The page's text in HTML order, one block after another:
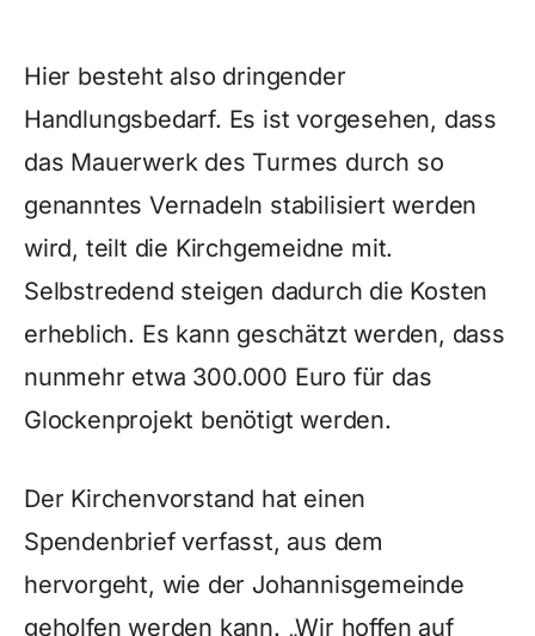
Hier besteht also dringender
Handlungsbedarf. Es ist vorgesehen, dass
das Mauerwerk des Turmes durch so
genanntes Vernadeln stabilisiert werden
wird, teilt die Kirchgemeidne mit.
Selbstredend steigen dadurch die Kosten
erheblich. Es kann geschätzt werden, dass
nunmehr etwa 300.000 Euro für das
Glockenprojekt benötigt werden.
Der Kirchenvorstand hat einen
Spendenbrief verfasst, aus dem
hervorgeht, wie der Johannisgemeinde
geholfen werden kann. „Wir hoffen auf